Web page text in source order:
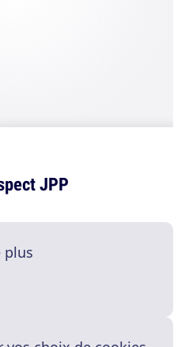
JPP
plus